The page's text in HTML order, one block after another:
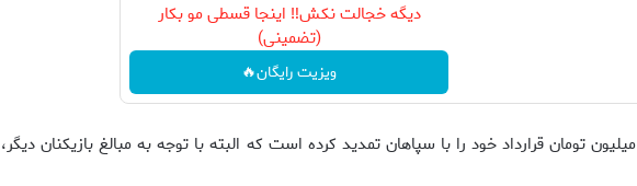
دیگه خجالت نکش‼️ اینجا قسطی مو بکار
(تضمینی)
ویزیت رایگان🔥
گفته مي‌شود هادي عقيلي با مبلغ ۵۰۰ ميليون تومان قرارداد خود را با سپاهان تمديد كرده است كه البته با توجه به مبالغ بازيكنان ديگر،